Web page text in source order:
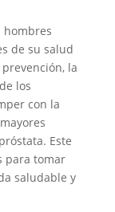
hombres
de su salud
la
los
con la
Este
para tomar
saludable y